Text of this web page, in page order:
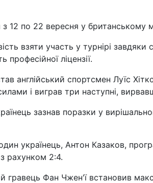
з 12 по 22 вересня у британському
взяти участь у турнірі
професійної ліцензії.
англійський спортсмен Луїс
і виграв три наступні,
зазнав поразки у
українець, Антон Казаков,
з рахунком 2:4.
гравець Фан Чжен'ї встановив